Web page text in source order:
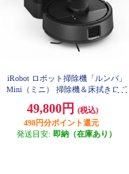
iRobot ロボット掃除機「ルンバ」
Mini（ミニ） 掃除機＆床拭きロボ
エンプティ）充電ステーション 黒
F155060
49,800円
(税込)
498円分ポイント還元
発送目安: 即納（在庫あり）